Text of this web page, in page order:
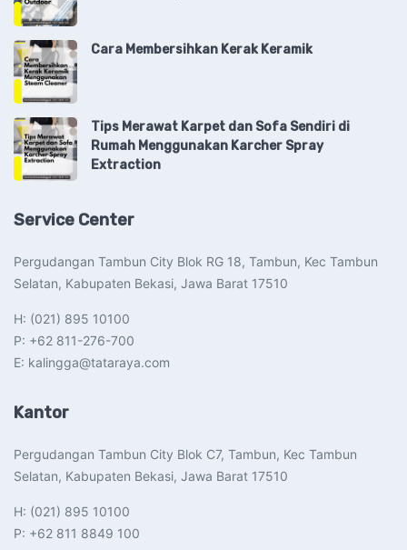
Cara Membersihkan Kerak Keramik
Tips Merawat Karpet dan Sofa Sendiri di
Rumah Menggunakan Karcher Spray
Extraction
Service Center
Pergudangan Tambun City Blok RG 18, Tambun, Kec Tambun
Selatan, Kabupaten Bekasi, Jawa Barat 17510​
H: (021) 895 10100
P: +62 811-276-700
E: kalingga@tataraya.com
Kantor
Pergudangan Tambun City Blok C7, Tambun, Kec Tambun
Selatan, Kabupaten Bekasi, Jawa Barat 17510​
H: (021) 895 10100
P: +62 811 8849 100